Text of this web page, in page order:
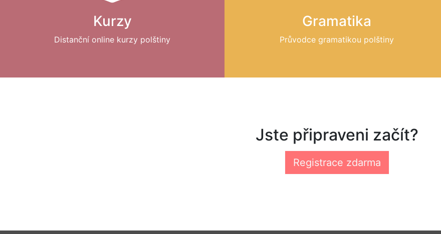
Kurzy
Distanční online kurzy polštiny
Gramatika
Průvodce gramatikou polštiny
Jste připraveni začít?
Registrace zdarma